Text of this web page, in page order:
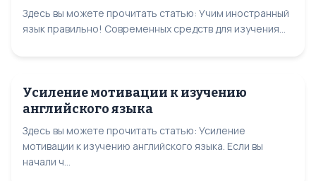
Здесь вы можете прочитать статью: Учим иностранный
язык правильно! Современных средств для изучения...
Усиление мотивации к изучению
английского языка
Здесь вы можете прочитать статью: Усиление
мотивации к изучению английского языка. Если вы
начали ч...